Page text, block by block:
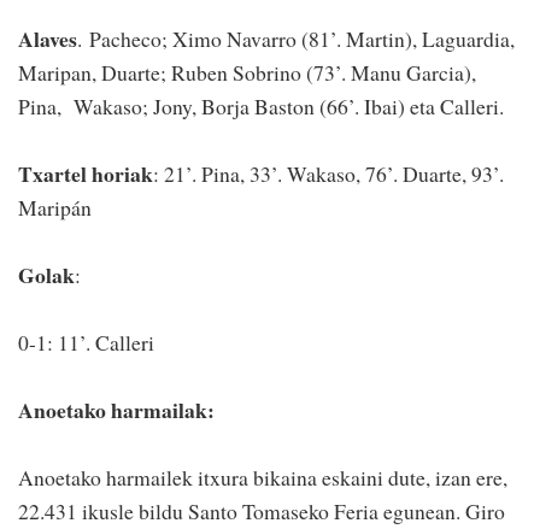
Alaves. Pacheco; Ximo Navarro (81’. Martin), Laguardia,
Maripan, Duarte; Ruben Sobrino (73’. Manu Garcia),
Pina, Wakaso; Jony, Borja Baston (66’. Ibai) eta Calleri.
Txartel horiak: 21’. Pina, 33’. Wakaso, 76’. Duarte, 93’.
Maripán
Golak:
0-1: 11’. Calleri
Anoetako harmailak:
Anoetako harmailek itxura bikaina eskaini dute, izan ere,
22.431 ikusle bildu Santo Tomaseko Feria egunean. Giro